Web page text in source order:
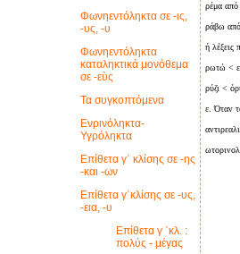
Φωνηεντόληκτα σε -ις,
-υς, -υ
Φωνηεντόληκτα
καταληκτικά μονόθεμα
σε -εὺς
Τα συγκοπτόμενα
Ενρινόληκτα-
Υγρόληκτα
Επίθετα γ΄ κλίσης σε -ης
-και -ων
Επίθετα γ΄κλίσης σε -υς,
-εια, -υ
Επίθετα γ ΄κλ. :
πολύς - μέγας
ρέμα
ράβω
ή λέξεις
ρωτώ <
ρύζι <
ε. Όταν